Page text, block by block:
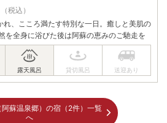
（税込）
れ、こころ満たす特別な一日。癒しと美肌の
を全身に浴びた後は阿蘇の恵みのご馳走を
蘇温泉郷）の宿（2件）一覧
へ